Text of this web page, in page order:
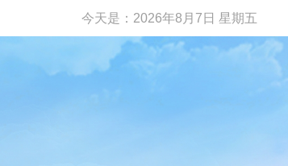
今天是： 2026年8月7日 星期五